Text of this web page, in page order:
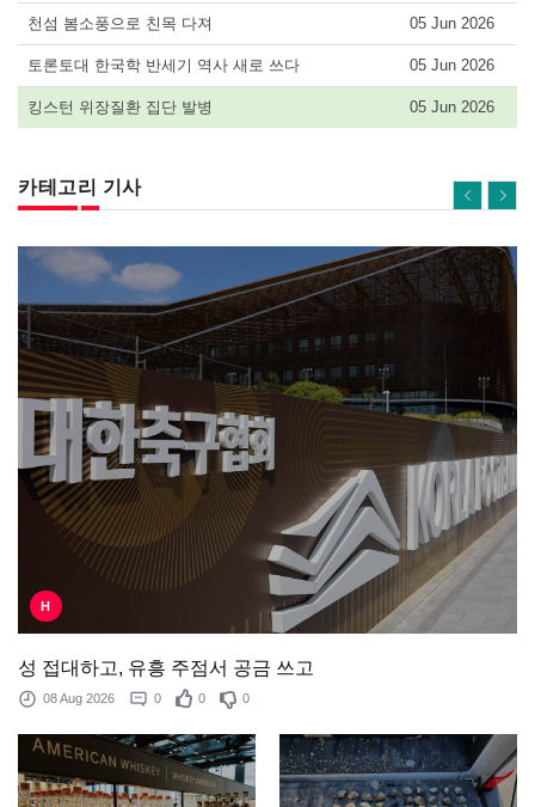
천섬 봄소풍으로 친목 다져 05 Jun 2026
토론토대 한국학 반세기 역사 새로 쓰다 05 Jun 2026
킹스턴 위장질환 집단 발병 05 Jun 2026
카테고리 기사
H
성 접대하고, 유흥 주점서 공금 쓰고
08 Aug 2026 0 0 0